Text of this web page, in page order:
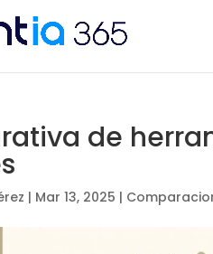
de
| Mar 13, 2025 |